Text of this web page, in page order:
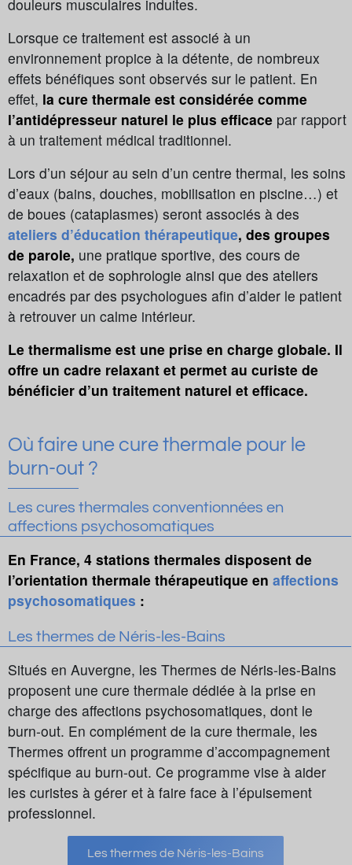
douleurs musculaires induites.
Lorsque ce traitement est associé à un
environnement propice à la détente, de nombreux
effets bénéfiques sont observés sur le patient. En
effet, la cure thermale est considérée comme
l’antidépresseur naturel le plus efficace par rapport
à un traitement médical traditionnel.
Lors d’un séjour au sein d’un centre thermal, les soins
d’eaux (bains, douches, mobilisation en piscine…) et
de boues (cataplasmes) seront associés à des
ateliers d’éducation thérapeutique, des groupes
de parole, une pratique sportive, des cours de
relaxation et de sophrologie ainsi que des ateliers
encadrés par des psychologues afin d’aider le patient
à retrouver un calme intérieur.
Le thermalisme est une prise en charge globale. Il
offre un cadre relaxant et permet au curiste de
bénéficier d’un traitement naturel et efficace.
Où faire une cure thermale pour le
burn-out ?
Les cures thermales conventionnées en
affections psychosomatiques
En France, 4 stations thermales disposent de
l’orientation thermale thérapeutique en affections
psychosomatiques :
Les thermes de Néris-les-Bains
Situés en Auvergne, les Thermes de Néris-les-Bains
proposent une cure thermale dédiée à la prise en
charge des affections psychosomatiques, dont le
burn-out. En complément de la cure thermale, les
Thermes offrent un programme d’accompagnement
spécifique au burn-out. Ce programme vise à aider
les curistes à gérer et à faire face à l’épuisement
professionnel.
Les thermes de Néris-les-Bains